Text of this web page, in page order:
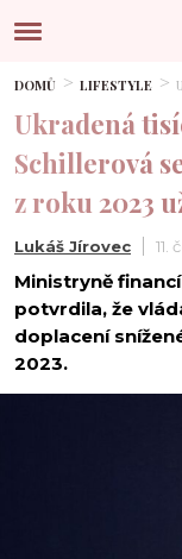
DOMŮ LIFESTYLE
Ukradená
Schillerová
z roku 2023
Lukáš Jírovec 11.
Ministryně
potvrdila, že
doplacení
2023.